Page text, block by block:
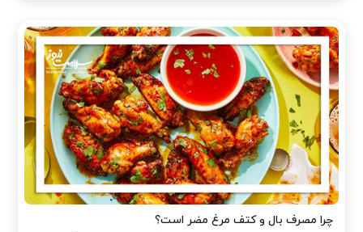
چرا مصرف بال و کتف مرغ مضر است؟